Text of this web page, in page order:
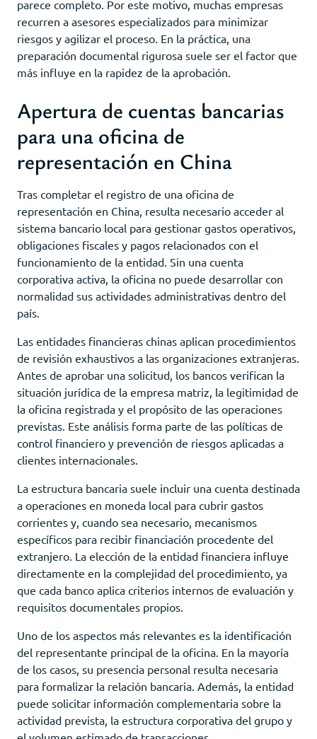
parece completo. Por este motivo, muchas empresas
recurren a asesores especializados para minimizar
riesgos y agilizar el proceso. En la práctica, una
preparación documental rigurosa suele ser el factor que
más influye en la rapidez de la aprobación.
Apertura de cuentas bancarias
para una oficina de
representación en China
Tras completar el registro de una oficina de
representación en China, resulta necesario acceder al
sistema bancario local para gestionar gastos operativos,
obligaciones fiscales y pagos relacionados con el
funcionamiento de la entidad. Sin una cuenta
corporativa activa, la oficina no puede desarrollar con
normalidad sus actividades administrativas dentro del
país.
Las entidades financieras chinas aplican procedimientos
de revisión exhaustivos a las organizaciones extranjeras.
Antes de aprobar una solicitud, los bancos verifican la
situación jurídica de la empresa matriz, la legitimidad de
la oficina registrada y el propósito de las operaciones
previstas. Este análisis forma parte de las políticas de
control financiero y prevención de riesgos aplicadas a
clientes internacionales.
La estructura bancaria suele incluir una cuenta destinada
a operaciones en moneda local para cubrir gastos
corrientes y, cuando sea necesario, mecanismos
específicos para recibir financiación procedente del
extranjero. La elección de la entidad financiera influye
directamente en la complejidad del procedimiento, ya
que cada banco aplica criterios internos de evaluación y
requisitos documentales propios.
Uno de los aspectos más relevantes es la identificación
del representante principal de la oficina. En la mayoría
de los casos, su presencia personal resulta necesaria
para formalizar la relación bancaria. Además, la entidad
puede solicitar información complementaria sobre la
actividad prevista, la estructura corporativa del grupo y